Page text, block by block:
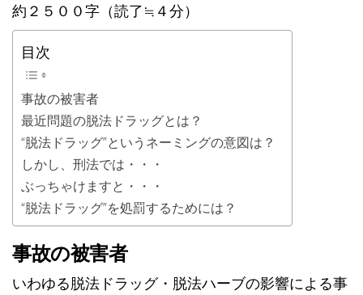
約２５００字（読了≒４分）
目次
事故の被害者
最近問題の脱法ドラッグとは？
“脱法ドラッグ”というネーミングの意図は？
しかし、刑法では・・・
ぶっちゃけますと・・・
“脱法ドラッグ”を処罰するためには？
事故の被害者
いわゆる脱法ドラッグ・脱法ハーブの影響による事